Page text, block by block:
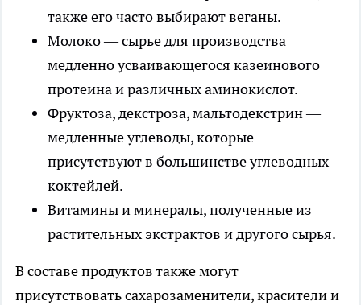
также его часто выбирают веганы.
Молоко — сырье для производства
медленно усваивающегося казеинового
протеина и различных аминокислот.
Фруктоза, декстроза, мальтодекстрин —
медленные углеводы, которые
присутствуют в большинстве углеводных
коктейлей.
Витамины и минералы, полученные из
растительных экстрактов и другого сырья.
В составе продуктов также могут
присутствовать сахарозаменители, красители и